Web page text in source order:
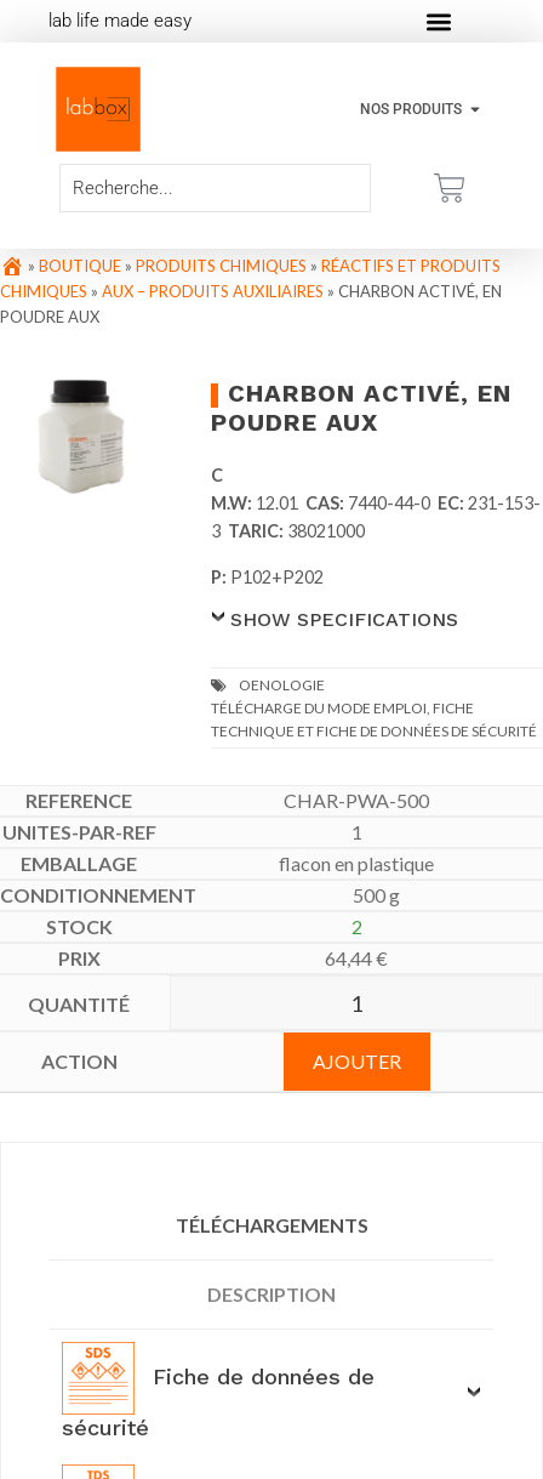
lab life made easy
NOS PRODUITS
» BOUTIQUE » PRODUITS CHIMIQUES » RÉACTIFS ET PRODUITS
CHIMIQUES » AUX – PRODUITS AUXILIAIRES » CHARBON ACTIVÉ, EN
POUDRE AUX
CHARBON ACTIVÉ, EN
POUDRE AUX
C
M.W: 12.01 CAS: 7440-44-0 EC:231-153-
3 TARIC: 38021000
P: P102+P202
SHOW SPECIFICATIONS
TÉLÉCHARGE DU MODE EMPLOI, FICHE
TECHNIQUE ET FICHE DE DONNÉES DE SÉCURITÉ
CHAR-PWA-500
1
flacon en plastique
500 g
2
64,44€
AJOUTER
TÉLÉCHARGEMENTS
DESCRIPTION
Fiche de données de
sécurité